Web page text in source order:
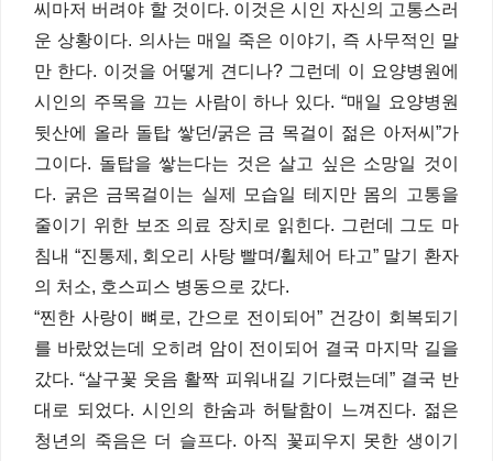
씨마저 버려야 할 것이다. 이것은 시인 자신의 고통스러
운 상황이다. 의사는 매일 죽은 이야기, 즉 사무적인 말
만 한다. 이것을 어떻게 견디나? 그런데 이 요양병원에
시인의 주목을 끄는 사람이 하나 있다. “매일 요양병원
뒷산에 올라 돌탑 쌓던/굵은 금 목걸이 젊은 아저씨”가
그이다. 돌탑을 쌓는다는 것은 살고 싶은 소망일 것이
다. 굵은 금목걸이는 실제 모습일 테지만 몸의 고통을
줄이기 위한 보조 의료 장치로 읽힌다. 그런데 그도 마
침내 “진통제, 회오리 사탕 빨며/휠체어 타고” 말기 환자
의 처소, 호스피스 병동으로 갔다.
“찐한 사랑이 뼈로, 간으로 전이되어” 건강이 회복되기
를 바랐었는데 오히려 암이 전이되어 결국 마지막 길을
갔다. “살구꽃 웃음 활짝 피워내길 기다렸는데” 결국 반
대로 되었다. 시인의 한숨과 허탈함이 느껴진다. 젊은
청년의 죽음은 더 슬프다. 아직 꽃피우지 못한 생이기